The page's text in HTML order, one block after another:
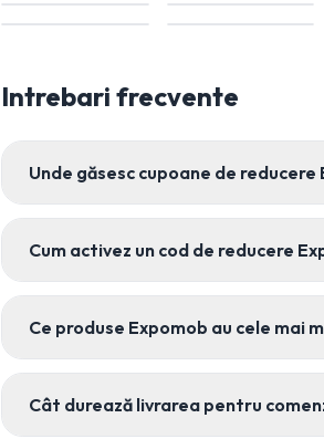
Intrebari frecvente
Unde găsesc cupoane de reducere
Cum activez un cod de reducere
Ce produse Expomob au cele mai
Cât durează livrarea pentru